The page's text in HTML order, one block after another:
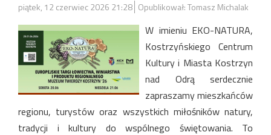
piątek, 12 czerwiec 2026 21:28 Opublikował: Tomasz Michalak
W imieniu EKO-NATURA,
Kostrzyńskiego Centrum
Kultury i Miasta Kostrzyn
nad Odrą serdecznie
zapraszamy mieszkańców
regionu, turystów oraz wszystkich miłośników natury,
tradycji i kultury do wspólnego świętowania. To